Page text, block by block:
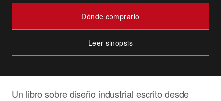
Dónde comprarlo
Leer sinopsis
Un libro sobre diseño industrial escrito desde